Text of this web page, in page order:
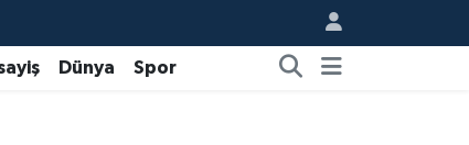
Dünya Spor